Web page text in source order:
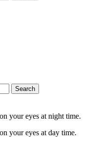
Search
your eyes at night time.
your eyes at day time.